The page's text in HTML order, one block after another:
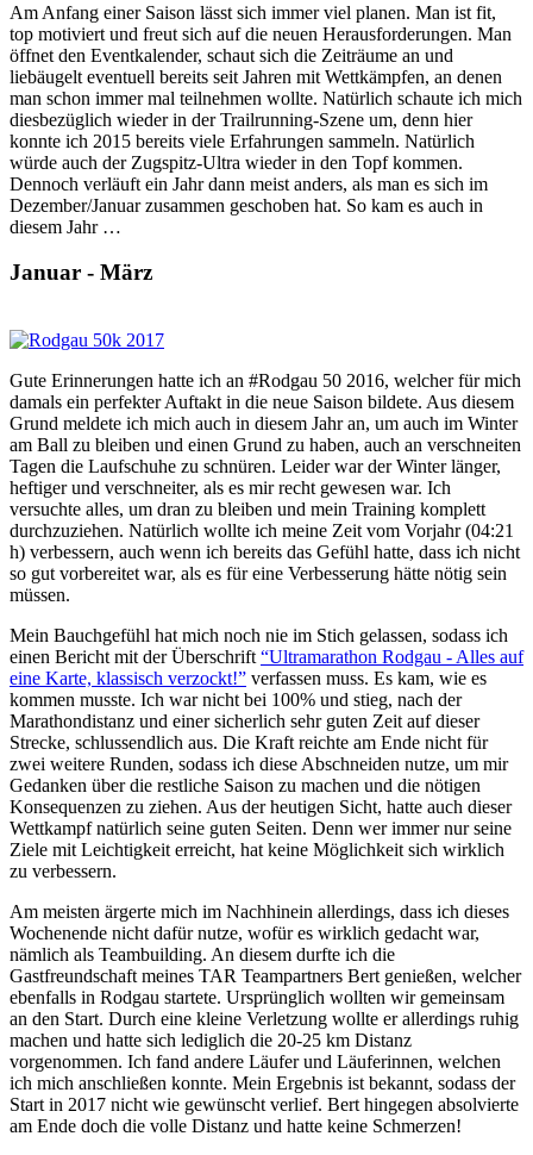
Am Anfang einer Saison lässt sich immer viel planen. Man ist fit,
top motiviert und freut sich auf die neuen Herausforderungen. Man
öffnet den Eventkalender, schaut sich die Zeiträume an und
liebäugelt eventuell bereits seit Jahren mit Wettkämpfen, an denen
man schon immer mal teilnehmen wollte. Natürlich schaute ich mich
diesbezüglich wieder in der Trailrunning-Szene um, denn hier
konnte ich 2015 bereits viele Erfahrungen sammeln. Natürlich
würde auch der Zugspitz-Ultra wieder in den Topf kommen.
Dennoch verläuft ein Jahr dann meist anders, als man es sich im
Dezember/Januar zusammen geschoben hat. So kam es auch in
diesem Jahr …
Januar - März
Gute Erinnerungen hatte ich an #Rodgau 50 2016, welcher für mich
damals ein perfekter Auftakt in die neue Saison bildete. Aus diesem
Grund meldete ich mich auch in diesem Jahr an, um auch im Winter
am Ball zu bleiben und einen Grund zu haben, auch an verschneiten
Tagen die Laufschuhe zu schnüren. Leider war der Winter länger,
heftiger und verschneiter, als es mir recht gewesen war. Ich
versuchte alles, um dran zu bleiben und mein Training komplett
durchzuziehen. Natürlich wollte ich meine Zeit vom Vorjahr (04:21
h) verbessern, auch wenn ich bereits das Gefühl hatte, dass ich nicht
so gut vorbereitet war, als es für eine Verbesserung hätte nötig sein
müssen.
Mein Bauchgefühl hat mich noch nie im Stich gelassen, sodass ich
einen Bericht mit der Überschrift “Ultramarathon Rodgau - Alles auf
eine Karte, klassisch verzockt!” verfassen muss. Es kam, wie es
kommen musste. Ich war nicht bei 100% und stieg, nach der
Marathondistanz und einer sicherlich sehr guten Zeit auf dieser
Strecke, schlussendlich aus. Die Kraft reichte am Ende nicht für
zwei weitere Runden, sodass ich diese Abschneiden nutze, um mir
Gedanken über die restliche Saison zu machen und die nötigen
Konsequenzen zu ziehen. Aus der heutigen Sicht, hatte auch dieser
Wettkampf natürlich seine guten Seiten. Denn wer immer nur seine
Ziele mit Leichtigkeit erreicht, hat keine Möglichkeit sich wirklich
zu verbessern.
Am meisten ärgerte mich im Nachhinein allerdings, dass ich dieses
Wochenende nicht dafür nutze, wofür es wirklich gedacht war,
nämlich als Teambuilding. An diesem durfte ich die
Gastfreundschaft meines TAR Teampartners Bert genießen, welcher
ebenfalls in Rodgau startete. Ursprünglich wollten wir gemeinsam
an den Start. Durch eine kleine Verletzung wollte er allerdings ruhig
machen und hatte sich lediglich die 20-25 km Distanz
vorgenommen. Ich fand andere Läufer und Läuferinnen, welchen
ich mich anschließen konnte. Mein Ergebnis ist bekannt, sodass der
Start in 2017 nicht wie gewünscht verlief. Bert hingegen absolvierte
am Ende doch die volle Distanz und hatte keine Schmerzen!